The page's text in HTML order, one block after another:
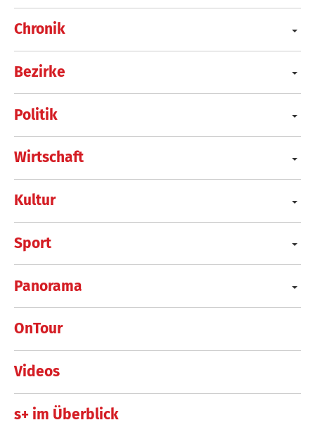
Chronik
Bezirke
Politik
Wirtschaft
Kultur
Sport
Panorama
OnTour
Videos
s+ im Überblick